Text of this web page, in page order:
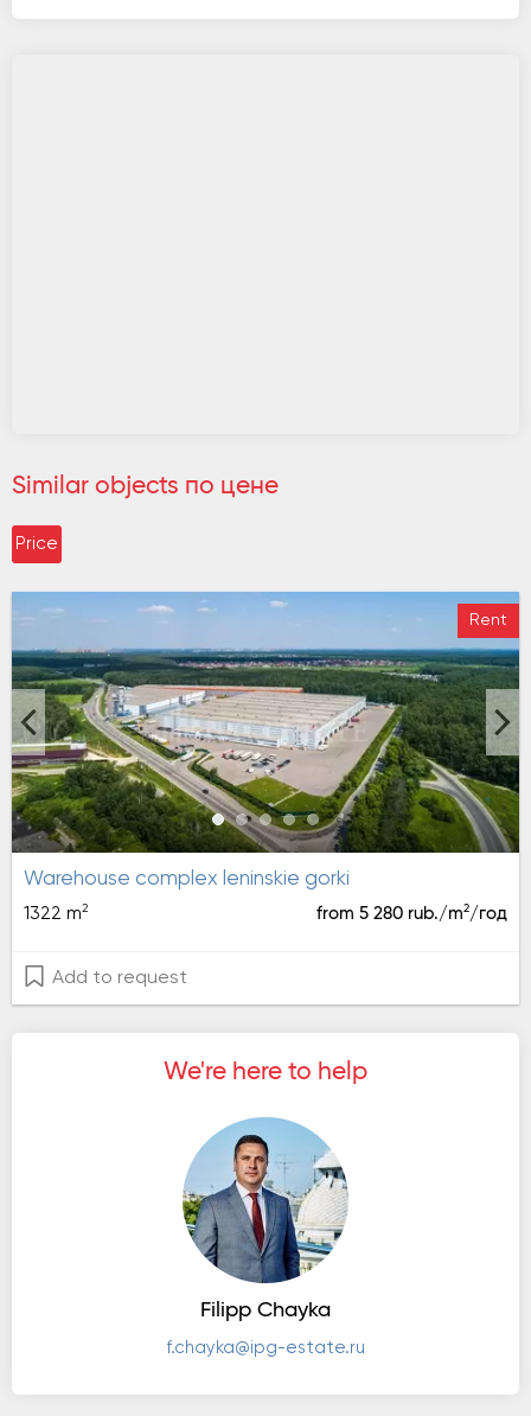
Similar objects по цене
Price
Rent
warehouse complex leninskie gorki
1322 m2 from 5 280 rub./m2/год
Add to request
We're here to help
Filipp Chayka
f.chayka@ipg-estate.ru